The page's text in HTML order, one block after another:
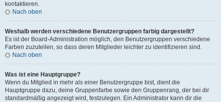
kontaktieren.
Nach oben
Weshalb werden verschiedene Benutzergruppen farbig dargestellt?
Es ist der Board-Administration möglich, den Benutzergruppen verschiedene
Farben zuzuteilen, so dass deren Mitglieder leichter zu identifizieren sind.
Nach oben
Was ist eine Hauptgruppe?
Wenn du Mitglied in mehr als einer Benutzergruppe bist, dient die
Hauptgruppe dazu, deine Gruppenfarbe sowie den Gruppenrang, der bei dir
standardmäßig angezeigt wird, festzulegen. Ein Administrator kann dir die